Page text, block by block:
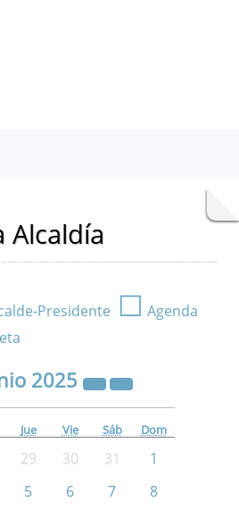
Alcaldía
Presidente ☐ Agenda
2025
Jue Vie Sáb Dom
29 30 31
1
5 6 7
8